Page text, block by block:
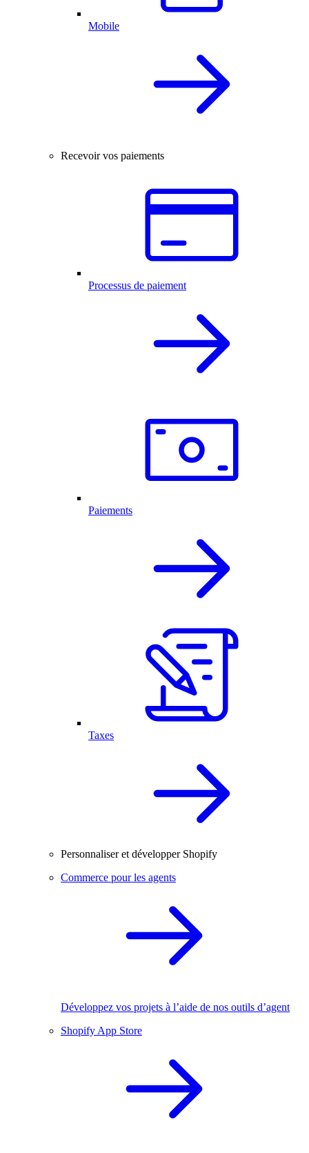
Mobile
Recevoir vos paiements
Processus de paiement
Paiements
Taxes
Personnaliser et développer Shopify
Commerce pour les agents
Développez vos projets à l’aide de nos outils d’agent
Shopify App Store